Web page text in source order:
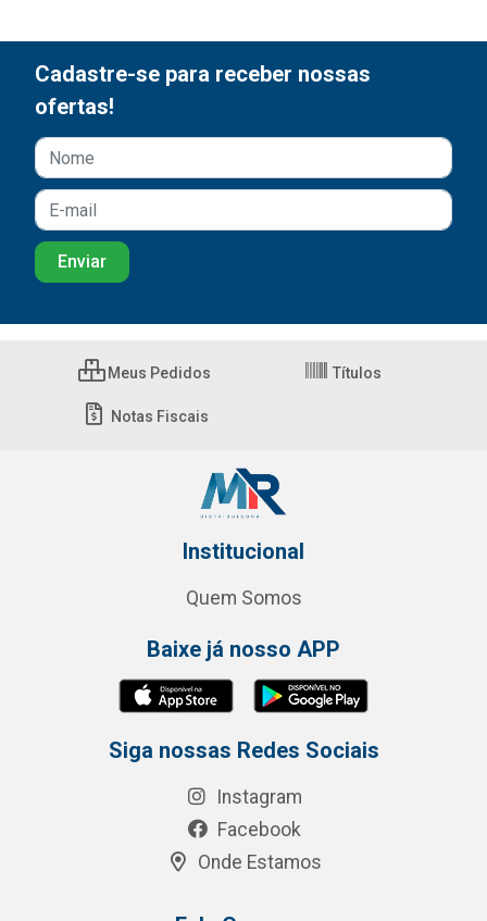
Cadastre-se para receber nossas
ofertas!
Meus Pedidos Títulos
Notas Fiscais
Institucional
Quem Somos
Baixe já nosso APP
Siga nossas Redes Sociais
Instagram
Facebook
Onde Estamos